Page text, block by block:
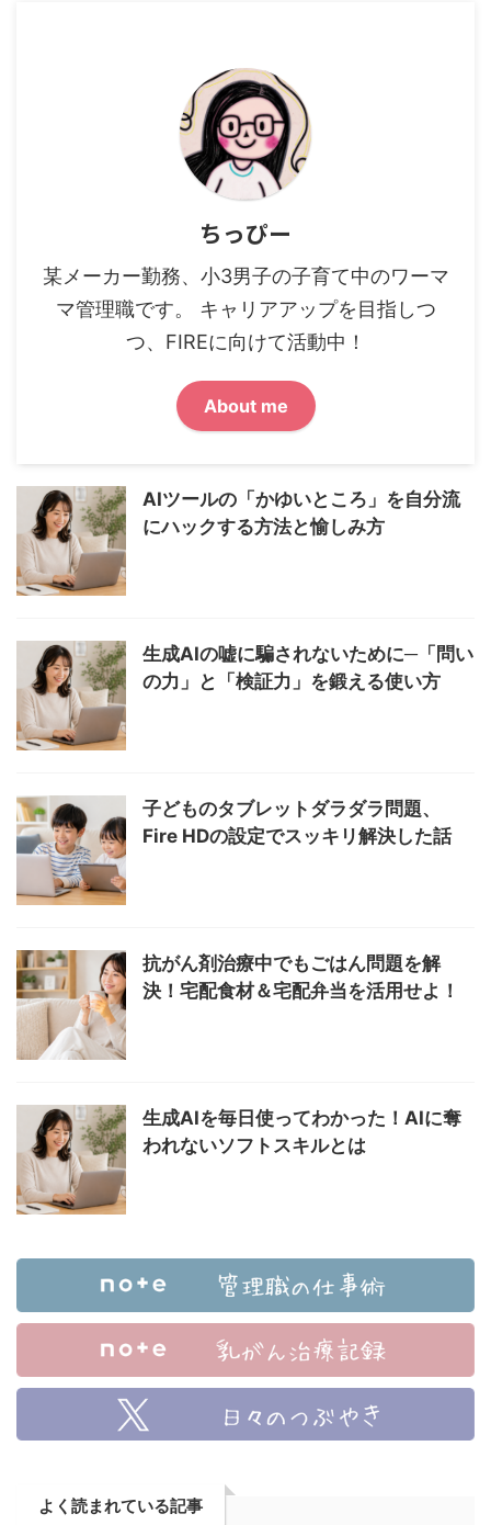
ちっぴー
某メーカー勤務、小3男子の子育て中のワーマ
マ管理職です。 キャリアアップを目指しつ
つ、FIREに向けて活動中！
About me
AIツールの「かゆいところ」を自分流
にハックする方法と愉しみ方
生成AIの嘘に騙されないために─「問い
の力」と「検証力」を鍛える使い方
子どものタブレットダラダラ問題、
Fire HDの設定でスッキリ解決した話
抗がん剤治療中でもごはん問題を解
決！宅配食材＆宅配弁当を活用せよ！
生成AIを毎日使ってわかった！AIに奪
われないソフトスキルとは
よく読まれている記事